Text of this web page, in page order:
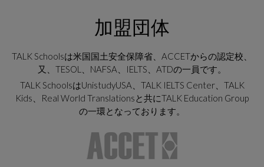
加盟団体
TALK Schoolsは米国国土安全保障省、ACCETからの認定校、
又、TESOL、NAFSA、IELTS、ATDの一員です。
TALK SchoolsはUnistudyUSA、TALK IELTS Center、TALK
Kids、Real World Translationsと共にTALK Education Group
の一環となっております。